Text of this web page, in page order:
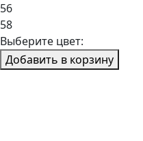
56
58
Выберите цвет:
Добавить в корзину